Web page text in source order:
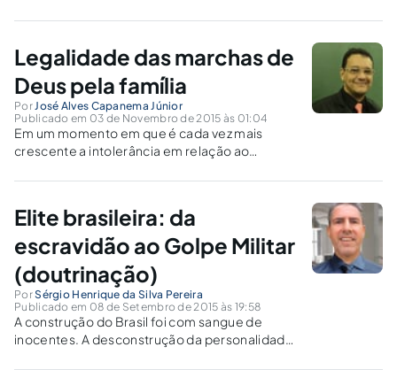
guerra civil ou quem ela irá atropelar.
Legalidade das marchas de
Deus pela família
PorJosé Alves Capanema Júnior
Publicado em 03 de Novembro de 2015 às 01:04
Em um momento em que é cada vez mais
crescente a intolerância em relação ao
família, fez o Brasil sentir o gosto (amargo) dos
Estado Democrático de Direito.
Elite brasileira: da
escravidão ao Golpe Militar
(doutrinação)
PorSérgio Henrique da Silva Pereira
Publicado em 08 de Setembro de 2015 às 19:58
A construção do Brasil foi com sangue de
inocentes. A desconstrução da personalidade